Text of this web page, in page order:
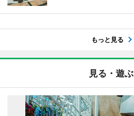
もっと見る
見る・遊ぶ